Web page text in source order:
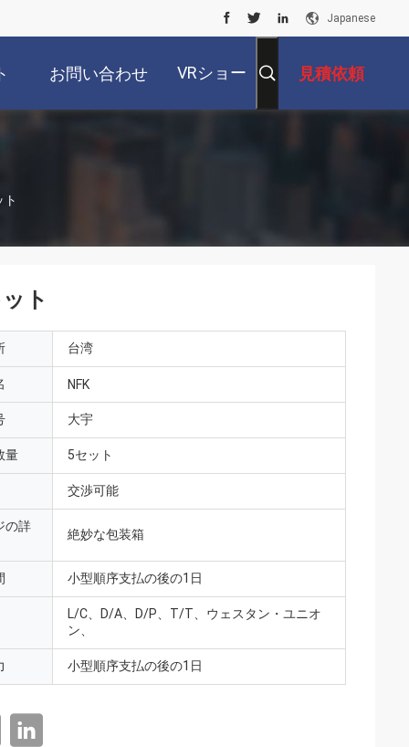
Japanese
お問い合わせ VRショー 見積依頼
ト
台湾
NFK
大宇
量 5セット
交渉可能
の詳
絶妙な包装箱
小型順序支払の後の1日
L/C、D/A、D/P、T/T、ウェスタン・ユニオ
ン、
小型順序支払の後の1日